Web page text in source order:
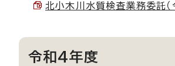
北小木川水質検査業務委託
令和4年度